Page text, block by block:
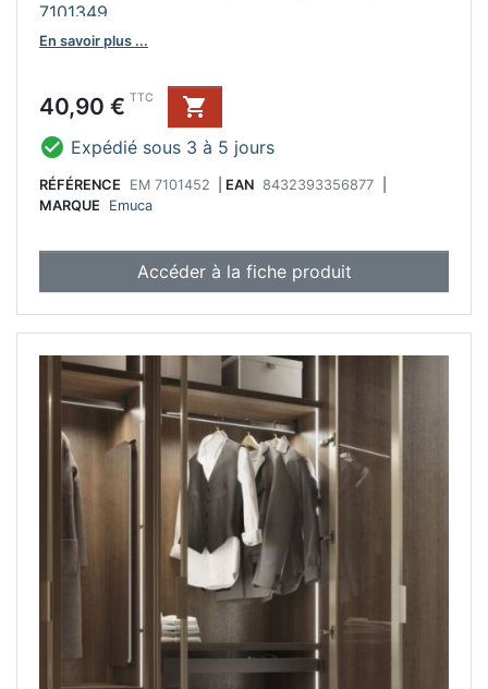
7101349
En savoir plus ...
Prix
40,90 € TTC

 Expédié sous 3 à 5 jours
RÉFÉRENCE EM 7101452 EAN 8432393356877
MARQUE
Emuca
Accéder à la fiche produit